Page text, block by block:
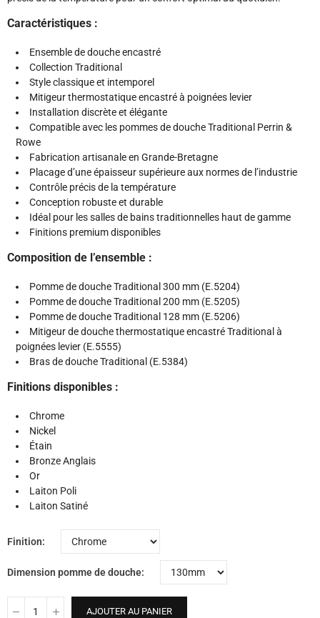
Caractéristiques :
Ensemble de douche encastré
Collection Traditional
Style classique et intemporel
Mitigeur thermostatique encastré à poignées levier
Installation discrète et élégante
Compatible avec les pommes de douche Traditional Perrin &
Rowe
Fabrication artisanale en Grande-Bretagne
Placage d’une épaisseur supérieure aux normes de l’industrie
Contrôle précis de la température
Conception robuste et durable
Idéal pour les salles de bains traditionnelles haut de gamme
Finitions premium disponibles
Composition de l’ensemble :
Pomme de douche Traditional 300 mm (E.5204)
Pomme de douche Traditional 200 mm (E.5205)
Pomme de douche Traditional 128 mm (E.5206)
Mitigeur de douche thermostatique encastré Traditional à
poignées levier (E.5555)
Bras de douche Traditional (E.5384)
Finitions disponibles :
Chrome
Nickel
Étain
Bronze Anglais
Or
Laiton Poli
Laiton Satiné
Finition
Dimension pomme de douche
AJOUTER AU PANIER